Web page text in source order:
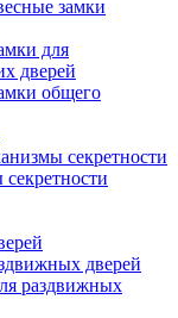
замки
для
дверей
общего
секретности
дверей
раздвижных